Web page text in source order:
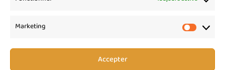
Marketing
Accepter